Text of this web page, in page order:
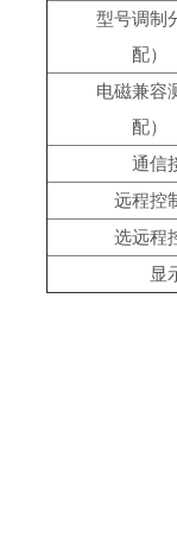
型号调制
配）
电磁兼容
配）
通信
远程控
选远程
显